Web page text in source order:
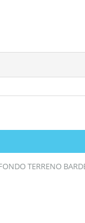
TERRENO